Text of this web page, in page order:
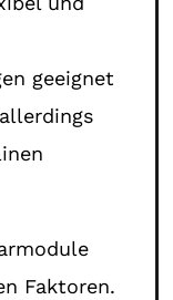
geeignet
Faktoren.